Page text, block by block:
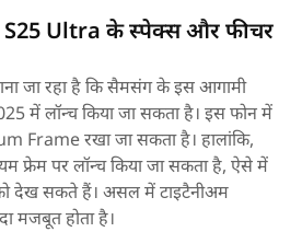
Ultra के स्पेक्स और फीचर
जा रहा है कि सैमसंग के इस आगामी
में लॉन्च किया जा सकता है। इस फोन में
Frame रखा जा सकता है। हालांकि,
फ्रेम पर लॉन्च किया जा सकता है, ऐसे में
देख सकते हैं। असल में टाइटैनीअम
मजबूत होता है।